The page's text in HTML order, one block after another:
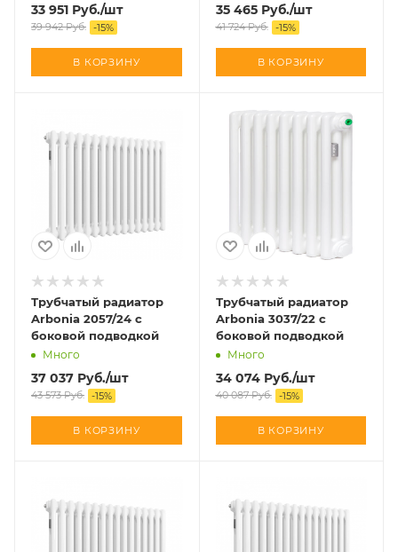
33 951 Руб./шт
39 942Руб. -15%
В КОРЗИНУ
35 465Руб./шт
41 724Руб. -15%
В КОРЗИНУ
Трубчатый радиатор
Arbonia 2057/24 с
боковой подводкой
Много
37 037 Руб./шт
43 573Руб. -15%
В КОРЗИНУ
Трубчатый радиатор
Arbonia 3037/22 с
боковой подводкой
Много
34 074Руб./шт
40 087Руб. -15%
В КОРЗИНУ